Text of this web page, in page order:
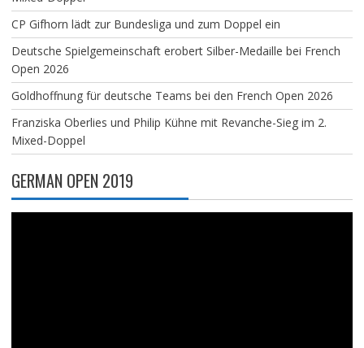
CP Gifhorn lädt zur Bundesliga und zum Doppel ein
Deutsche Spielgemeinschaft erobert Silber-Medaille bei French
Open 2026
Goldhoffnung für deutsche Teams bei den French Open 2026
Franziska Oberlies und Philip Kühne mit Revanche-Sieg im 2.
Mixed-Doppel
GERMAN OPEN 2019